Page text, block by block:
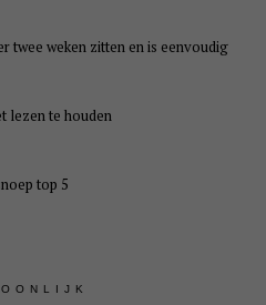
twee weken zitten en is eenvoudig
lezen te houden
top 5